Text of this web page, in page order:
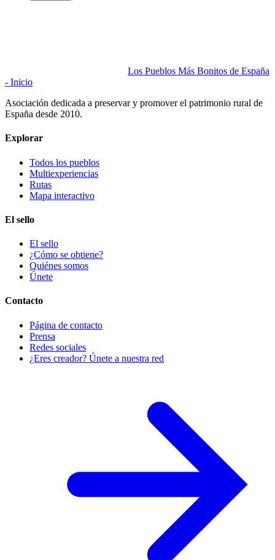
Los Pueblos Más Bonitos de España
- Inicio
Asociación dedicada a preservar y promover el patrimonio rural de
España desde 2010.
Explorar
Todos los pueblos
Multiexperiencias
Rutas
Mapa interactivo
El sello
El sello
¿Cómo se obtiene?
Quiénes somos
Únete
Contacto
Página de contacto
Prensa
Redes sociales
¿Eres creador? Únete a nuestra red